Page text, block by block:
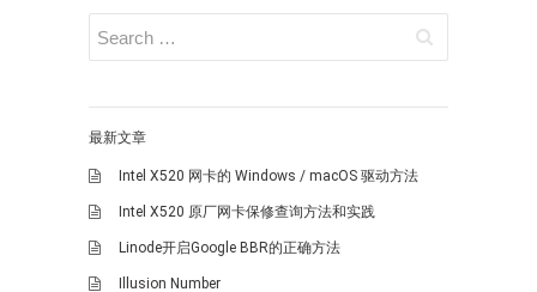
最新文章
Intel X520 网卡的 Windows / macOS 驱动方法
Intel X520 原厂网卡保修查询方法和实践
Linode开启Google BBR的正确方法
Illusion Number